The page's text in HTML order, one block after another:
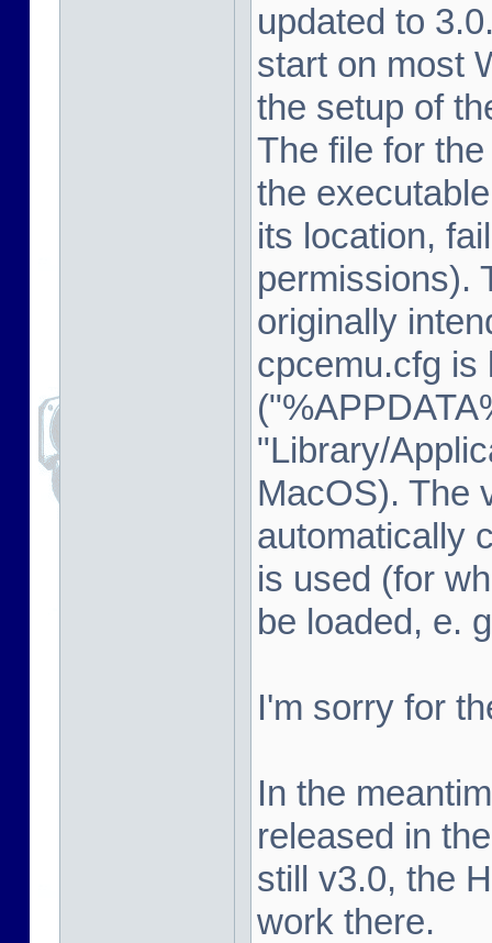
updated to
start on most
the setup of
The file for
the
its location,
permissions).
originally
cpcemu.cfg is
"Library/
MacOS). The
automatically
is used (for
be loaded, e.
I'm sorry for
In the
released in
still v3.0, the
work there.